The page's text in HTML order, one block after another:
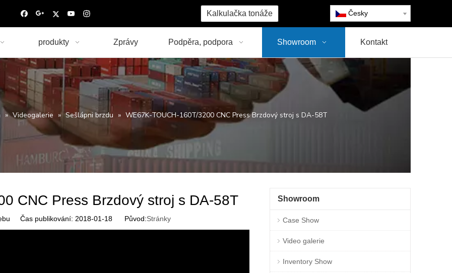
Kalkulačka tonáže Česky
produkty Zprávy Podpěra, podpora Showroom Kontakt
» Videogalerie » Sešlápni brzdu » WE67K-TOUCH-160T/3200 CNC Press Brzdový stroj s DA-58T
CNC Press Brzdový stroj s DA-58T
Čas publikování: 2018-01-18 Původ:Stránky
Showroom
Case Show
Video galerie
Inventory Show